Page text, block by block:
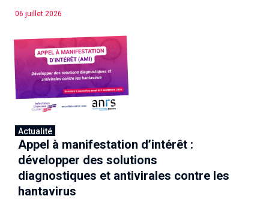
06 juillet 2026
Actualité
Appel à manifestation d’intérêt :
développer des solutions
diagnostiques et antivirales contre les
hantavirus